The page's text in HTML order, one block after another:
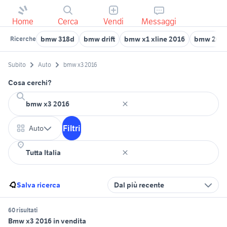
Home Cerca Vendi Messaggi
Ricerche bmw 318d bmw drift bmw x1 xline 2016 bmw
Subito Auto bmw x3 2016
Cosa cerchi?
Auto Filtri
Salva ricerca Dal più recente
60 risultati
Bmw x3 2016 in vendita